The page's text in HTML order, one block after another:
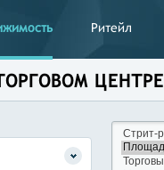
Ритейл
ЦЕНТРЕ